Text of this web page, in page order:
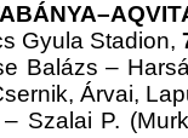
Gyula Stadion,
Balázs –
Árvai,
Szalai P.